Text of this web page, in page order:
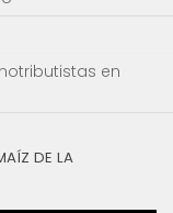
en
DE LA